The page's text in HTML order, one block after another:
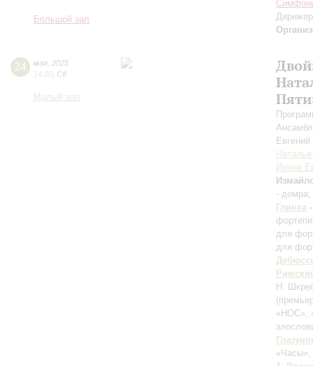
Большой зал
24 мая 2025
14:00 Сб
Малый зал
Ирина
- домра;
Глинка
для
для
Н.
«НОС»,
«Часы»;